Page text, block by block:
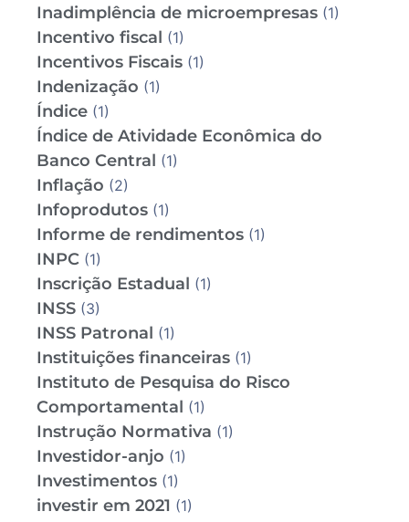
Inadimplência de microempresas (1)
Incentivo fiscal (1)
Incentivos Fiscais (1)
Indenização (1)
Índice (1)
Índice de Atividade Econômica do
Banco Central (1)
Inflação (2)
Infoprodutos (1)
Informe de rendimentos (1)
INPC (1)
Inscrição Estadual (1)
INSS (3)
INSS Patronal (1)
Instituições financeiras (1)
Instituto de Pesquisa do Risco
Comportamental (1)
Instrução Normativa (1)
Investidor-anjo (1)
Investimentos (1)
investir em 2021 (1)